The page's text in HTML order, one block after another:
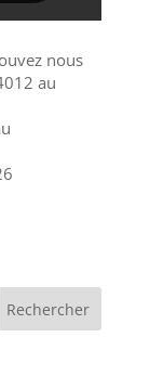
nous
au